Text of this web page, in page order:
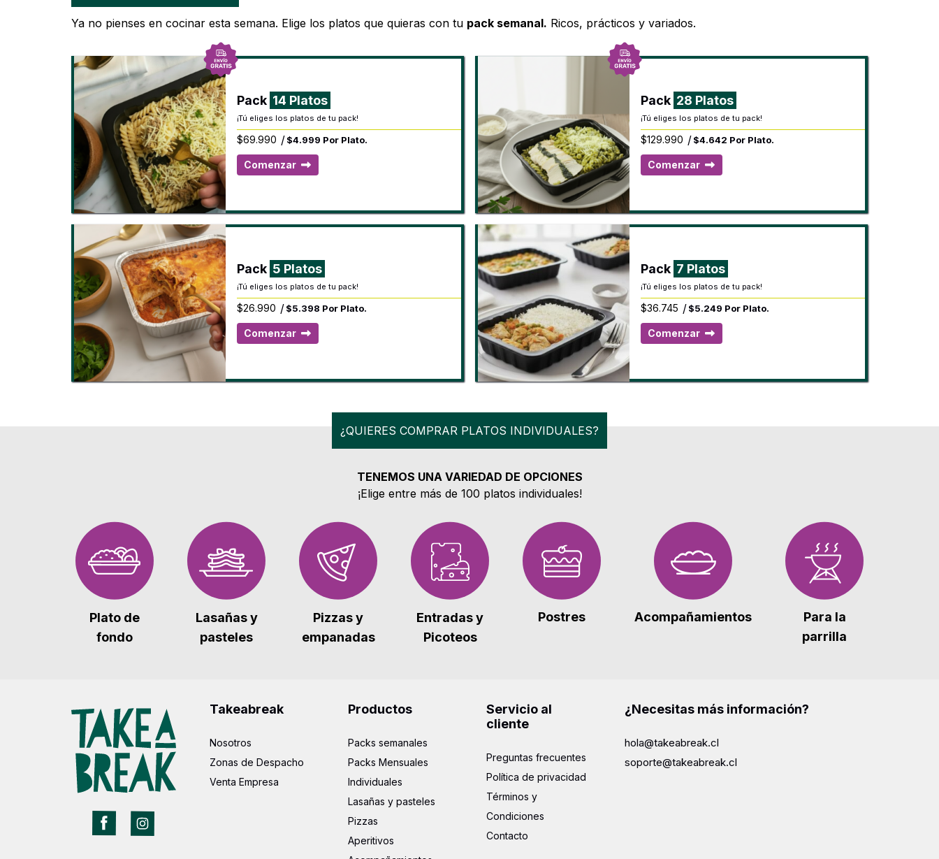
Ya no pienses en cocinar esta semana. Elige los platos que quieras con tu pack semanal. Ricos, prácticos y variados.
Pack 14 Platos
¡Tú eliges los platos de tu pack!
$69.990 / $4.999 Por Plato.
Comenzar
Pack 28 Platos
¡Tú eliges los platos de tu pack!
$129.990 / $4.642 Por Plato.
Comenzar
Pack 5 Platos
¡Tú eliges los platos de tu pack!
$26.990 / $5.398 Por Plato.
Comenzar
Pack 7 Platos
¡Tú eliges los platos de tu pack!
$36.745 / $5.249 Por Plato.
Comenzar
¿QUIERES COMPRAR PLATOS INDIVIDUALES?
TENEMOS UNA VARIEDAD DE OPCIONES
¡Elige entre más de 100 platos individuales!
Plato de
fondo
Lasañas y
pasteles
Pizzas y
empanadas
Entradas y
Picoteos
Postres Acompañamientos
Para la
parrilla
Takeabreak
Nosotros
Zonas de Despacho
Venta Empresa
Productos
Packs semanales
Packs Mensuales
Individuales
Lasañas y pasteles
Pizzas
Aperitivos
Servicio al
cliente
Preguntas frecuentes
Política de privacidad
Términos y
Condiciones
Contacto
¿Necesitas más información?
hola@takeabreak.cl
soporte@takeabreak.cl